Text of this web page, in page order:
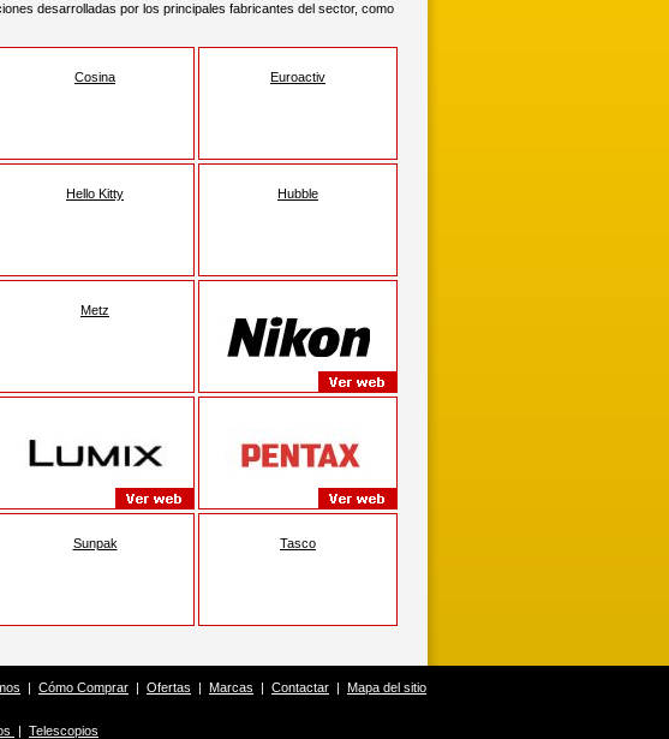
desarrolladas por los principales fabricantes del sector, como
Cosina Euroactiv
Hello Kitty Hubble
Metz
Sunpak Tasco
| Cómo Comprar | Ofertas | Marcas | Contactar | Mapa del sitio
| Telescopios